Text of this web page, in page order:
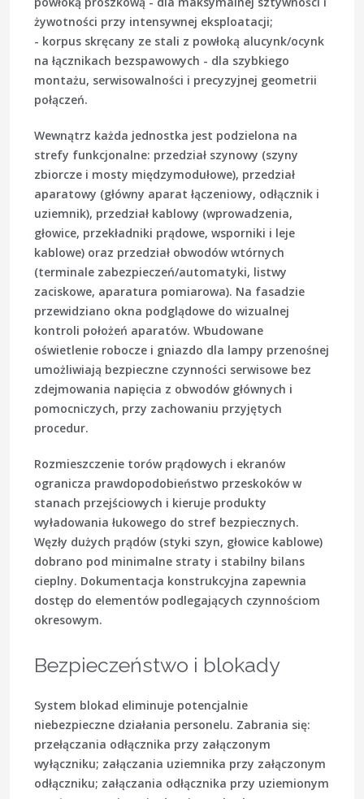
żywotności przy intensywnej eksploatacji;
- korpus skręcany ze stali z powłoką alucynk/ocynk
na łącznikach bezspawowych - dla szybkiego
montażu, serwisowalności i precyzyjnej geometrii
połączeń.
Wewnątrz każda jednostka jest podzielona na
strefy funkcjonalne: przedział szynowy (szyny
zbiorcze i mosty międzymodułowe), przedział
aparatowy (główny aparat łączeniowy, odłącznik i
uziemnik), przedział kablowy (wprowadzenia,
głowice, przekładniki prądowe, wsporniki i leje
kablowe) oraz przedział obwodów wtórnych
(terminale zabezpieczeń/automatyki, listwy
zaciskowe, aparatura pomiarowa). Na fasadzie
przewidziano okna podglądowe do wizualnej
kontroli położeń aparatów. Wbudowane
oświetlenie robocze i gniazdo dla lampy przenośnej
umożliwiają bezpieczne czynności serwisowe bez
zdejmowania napięcia z obwodów głównych i
pomocniczych, przy zachowaniu przyjętych
procedur.
Rozmieszczenie torów prądowych i ekranów
ogranicza prawdopodobieństwo przeskoków w
stanach przejściowych i kieruje produkty
wyładowania łukowego do stref bezpiecznych.
Węzły dużych prądów (styki szyn, głowice kablowe)
dobrano pod minimalne straty i stabilny bilans
cieplny. Dokumentacja konstrukcyjna zapewnia
dostęp do elementów podlegających czynnościom
okresowym.
Bezpieczeństwo i blokady
System blokad eliminuje potencjalnie
niebezpieczne działania personelu. Zabrania się:
przełączania odłącznika przy załączonym
wyłączniku; załączania uziemnika przy załączonym
odłączniku; załączania odłącznika przy uziemionym